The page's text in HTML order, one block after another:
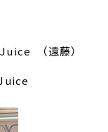
（遠藤）